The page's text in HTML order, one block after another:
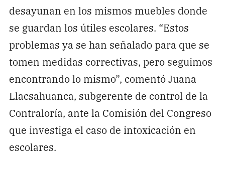
desayunan en los mismos muebles donde
se guardan los útiles escolares. “Estos
problemas ya se han señalado para que se
tomen medidas correctivas, pero seguimos
encontrando lo mismo”, comentó Juana
Llacsahuanca, subgerente de control de la
Contraloría, ante la Comisión del Congreso
que investiga el caso de intoxicación en
escolares.